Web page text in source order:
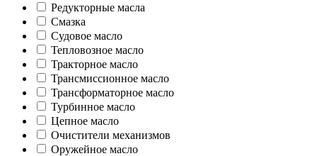
Редукторные масла
Смазка
Судовое масло
Тепловозное масло
Тракторное масло
Трансмиссионное масло
Трансформаторное масло
Турбинное масло
Цепное масло
Очистители механизмов
Оружейное масло